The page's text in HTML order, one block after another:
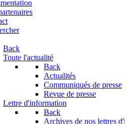
Back
Toute l'actualité
Back
Actualités
Communiqués de presse
Revue de presse
Lettre d'information
Back
Archives de nos lettres